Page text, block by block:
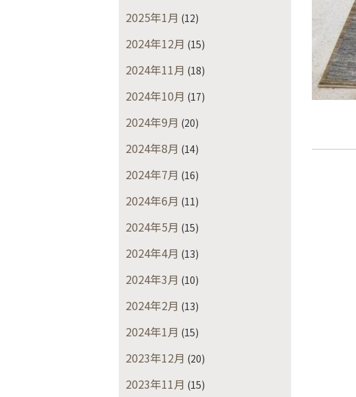
2025年1月 (12)
2024年12月 (15)
2024年11月 (18)
2024年10月 (17)
2024年9月 (20)
2024年8月 (14)
2024年7月 (16)
2024年6月 (11)
2024年5月 (15)
2024年4月 (13)
2024年3月 (10)
2024年2月 (13)
2024年1月 (15)
2023年12月 (20)
2023年11月 (15)